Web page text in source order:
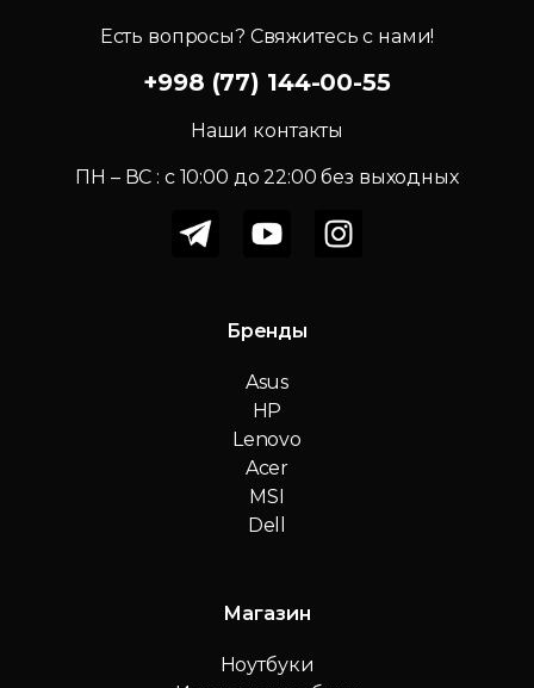
Есть вопросы? Свяжитесь с нами!
+998 (77) 144-00-55
Наши контакты
ПН – ВС : c 10:00 до 22:00 без выходных
Бренды
Asus
HP
Lenovo
Acer
MSI
Dell
Магазин
Ноутбуки